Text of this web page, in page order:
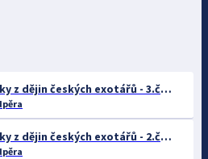
Zapomenuté střípky z dějin českých exotářů - 3.část
Zapomenuté střípky z dějin českých exotářů - 2.část